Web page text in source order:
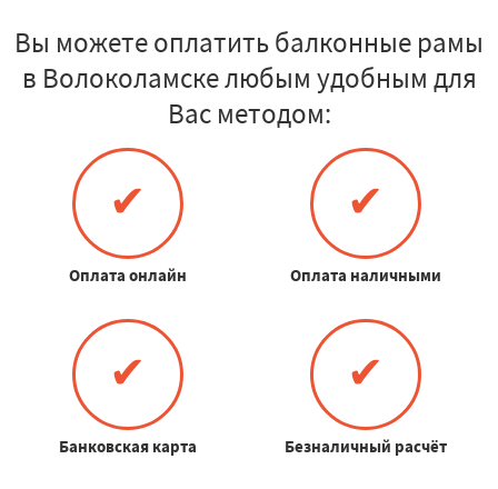
Вы можете оплатить балконные рамы
в Волоколамске любым удобным для
Вас методом:
✔
Оплата онлайн
✔
Оплата наличными
✔
Банковская карта
✔
Безналичный расчёт